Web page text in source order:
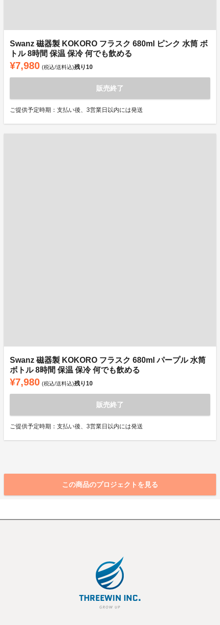
Swanz 磁器製 KOKORO フラスク 680ml ピンク 水筒 ボ
トル 8時間 保温 保冷 何でも飲める
¥7,980 (税込/送料込)残り10
販売終了
ご提供予定時期：支払い後、3営業日以内には発送
Swanz 磁器製 KOKORO フラスク 680ml パープル 水筒
ボトル 8時間 保温 保冷 何でも飲める
¥7,980 (税込/送料込)残り10
販売終了
ご提供予定時期：支払い後、3営業日以内には発送
この商品のプロジェクトを見る